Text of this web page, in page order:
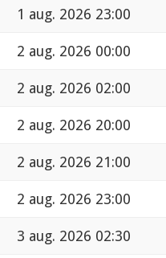
1 aug. 2026 23:00
2 aug. 2026 00:00
2 aug. 2026 02:00
2 aug. 2026 20:00
2 aug. 2026 21:00
2 aug. 2026 23:00
3 aug. 2026 02:30